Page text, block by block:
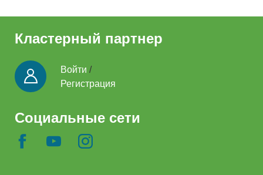
Кластерный партнер
Войти /
Регистрация
Социальные сети